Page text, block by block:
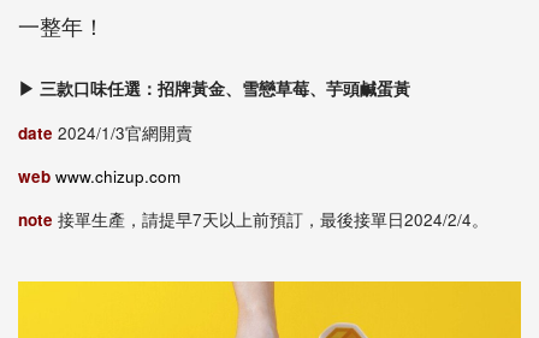
一整年！
▶ 三款口味任選：招牌黃金、雪戀草莓、芋頭鹹蛋黃
date 2024/1/3官網開賣
web www.chizup.com
note 接單生產，請提早7天以上前預訂，最後接單日2024/2/4。